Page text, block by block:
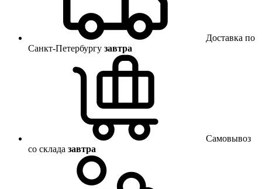
Доставка по
Санкт-Петербургу завтра
Самовывоз
со склада завтра